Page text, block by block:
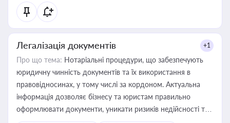
статусу суб'єктів оціночної діяльності
Легалізація документів +1
Про що тема: Нотаріальні процедури, що забезпечують
юридичну чинність документів та їх використання в
правовідносинах, у тому числі за кордоном. Актуальна
інформація дозволяє бізнесу та юристам правильно
оформлювати документи, уникати ризиків недійсності та
забезпечувати їх належне прийняття органами влади та